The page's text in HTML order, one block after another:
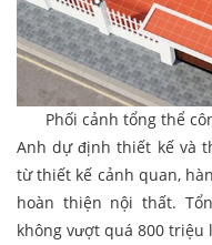
Phối cảnh tổng thể
Anh dự định thiết kế và
từ thiết kế cảnh quan,
hoàn thiện nội thất.
không vượt quá 800 triệu